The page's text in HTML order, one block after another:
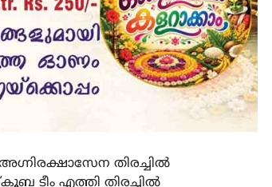
തിരച്ചില്‍
ടീം എത്തി തിരച്ചില്‍